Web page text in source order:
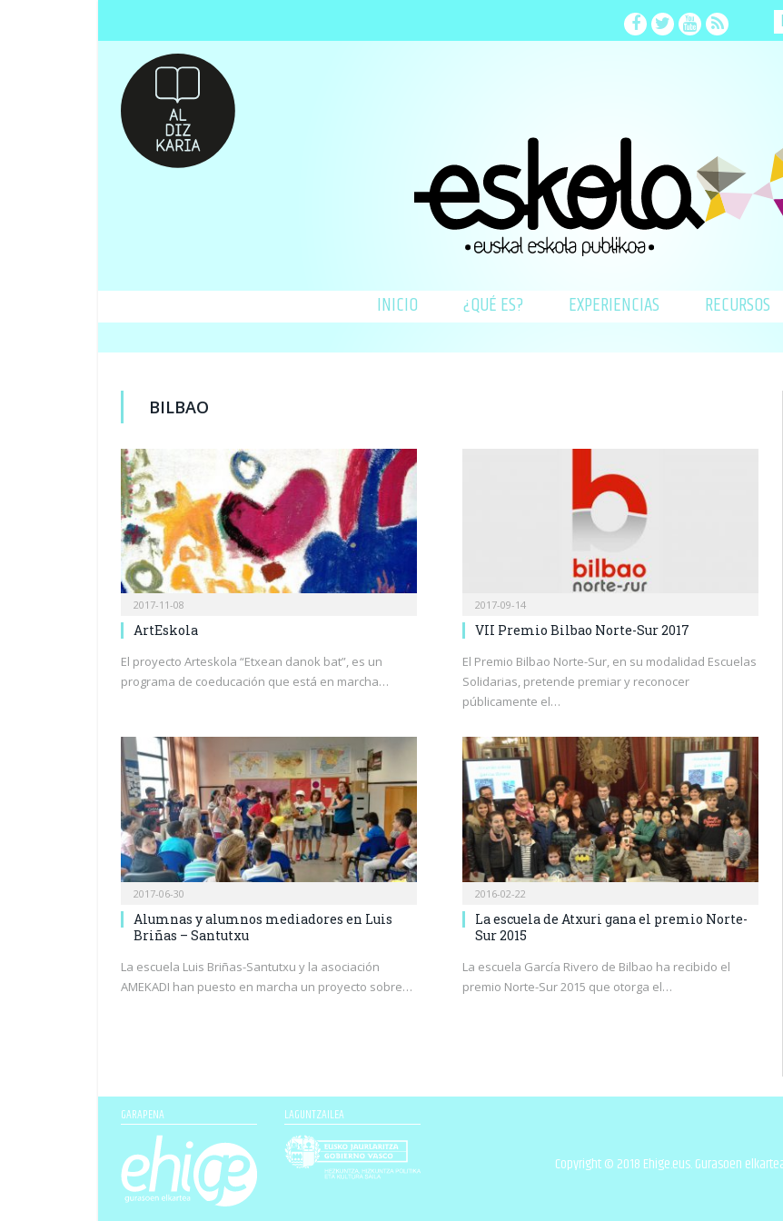
Facebook
TwitterYoutube
RSS
INICIO ¿QUÉ ES? EXPERIENCIAS RECURSOS
BILBAO
2017-11-08
ArtEskola
El proyecto Arteskola “Etxean danok bat”, es un
programa de coeducación que está en marcha…
2017-09-14
VII Premio Bilbao Norte-Sur 2017
El Premio Bilbao Norte-Sur, en su modalidad Escuelas
Solidarias, pretende premiar y reconocer
públicamente el…
2017-06-30
Alumnas y alumnos mediadores en Luis
Briñas – Santutxu
La escuela Luis Briñas-Santutxu y la asociación
AMEKADI han puesto en marcha un proyecto sobre…
2016-02-22
La escuela de Atxuri gana el premio Norte-
Sur 2015
La escuela García Rivero de Bilbao ha recibido el
premio Norte-Sur 2015 que otorga el…
Copyright © 2018 Ehige.eus. Gurasoen
GARAPENA LAGUNTZAILEA